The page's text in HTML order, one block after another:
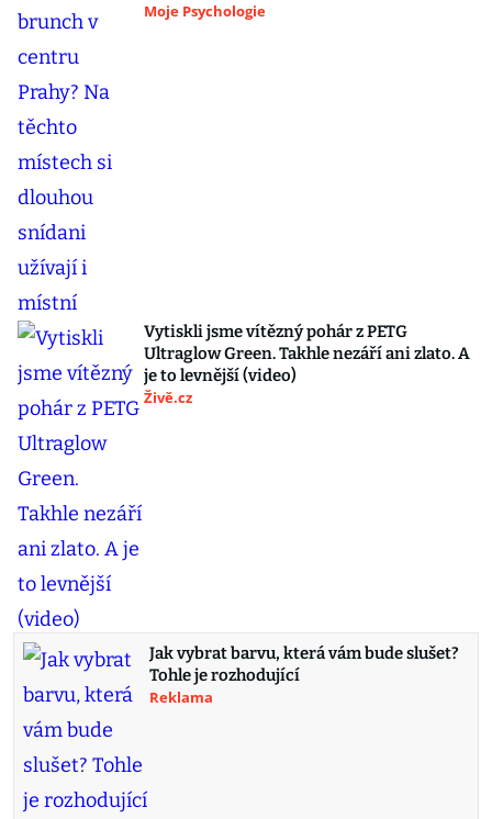
Moje Psychologie
Vytiskli jsme vítězný pohár z PETG
Ultraglow Green. Takhle nezáří ani zlato. A
je to levnější (video)
Živě.cz
Jak vybrat barvu, která vám bude slušet?
Tohle je rozhodující
Reklama